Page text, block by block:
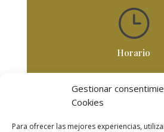
Gestionar
Cookies
Para ofrecer las mejores experiencias,
}
Horario